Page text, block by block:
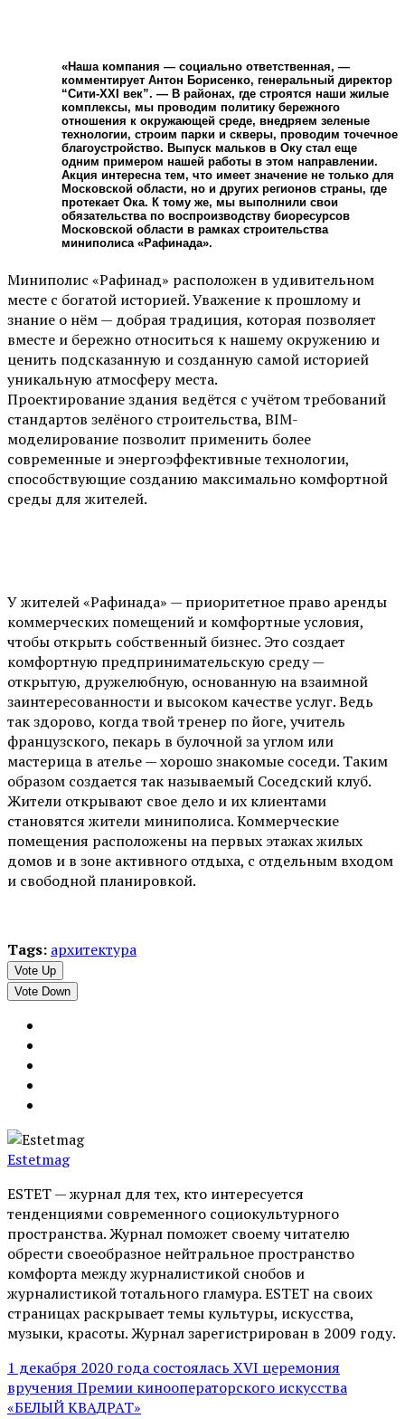
«Наша компания — социально ответственная, —
комментирует Антон Борисенко, генеральный директор
“Сити-XXI век”. — В районах, где строятся наши жилые
комплексы, мы проводим политику бережного
отношения к окружающей среде, внедряем зеленые
технологии, строим парки и скверы, проводим точечное
благоустройство. Выпуск мальков в Оку стал еще
одним примером нашей работы в этом направлении.
Акция интересна тем, что имеет значение не только для
Московской области, но и других регионов страны, где
протекает Ока. К тому же, мы выполнили свои
обязательства по воспроизводству биоресурсов
Московской области в рамках строительства
миниполиса «Рафинада».
Миниполис «Рафинад» расположен в удивительном
месте с богатой историей. Уважение к прошлому и
знание о нём — добрая традиция, которая позволяет
вместе и бережно относиться к нашему окружению и
ценить подсказанную и созданную самой историей
уникальную атмосферу места.
Проектирование здания ведётся с учётом требований
стандартов зелёного строительства, BIM-
моделирование позволит применить более
современные и энергоэффективные технологии,
способствующие созданию максимально комфортной
среды для жителей.
У жителей «Рафинада» — приоритетное право аренды
коммерческих помещений и комфортные условия,
чтобы открыть собственный бизнес. Это создает
комфортную предпринимательскую среду —
открытую, дружелюбную, основанную на взаимной
заинтересованности и высоком качестве услуг. Ведь
так здорово, когда твой тренер по йоге, учитель
французского, пекарь в булочной за углом или
мастерица в ателье — хорошо знакомые соседи. Таким
образом создается так называемый Соседский клуб.
Жители открывают свое дело и их клиентами
становятся жители миниполиса. Коммерческие
помещения расположены на первых этажах жилых
домов и в зоне активного отдыха, с отдельным входом
и свободной планировкой.
Tags: архитектура
Vote Up
Vote Down
Estetmag
ESTET — журнал для тех, кто интересуeтся
тенденциями современного социокультурного
пространства. Журнал поможет своему читателю
обрести своеобразное нейтральное пространство
комфорта между журналистикой снобов и
журналистикой тотального гламура. ESTET на своих
страницах раскрывает темы культуры, искусства,
музыки, красоты. Журнал зарегистрирован в 2009 году.
1 декабря 2020 года состоялась ХVI церемония
вручения Премии кинооператорского искусства
«БЕЛЫЙ КВАДРАТ»